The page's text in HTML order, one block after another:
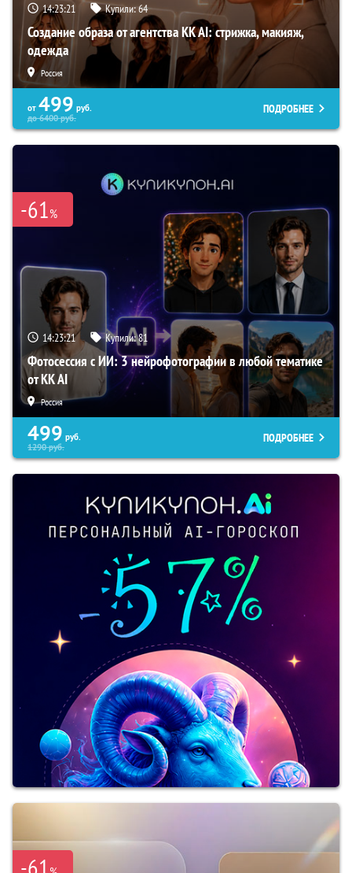
14:23:20 Купили:64
Создание образа от агентства KK AI: стрижка, макияж,
одежда
Россия
от 499 руб.
до6400руб.
ПОДРОБНЕЕ
-61%
14:23:20 Купили:81
Фотосессия с ИИ: 3 нейрофотографии в любой тематике
от KK AI
Россия
499 руб.
1290руб.
ПОДРОБНЕЕ